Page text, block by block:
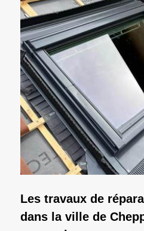
Les travaux de
dans la ville de